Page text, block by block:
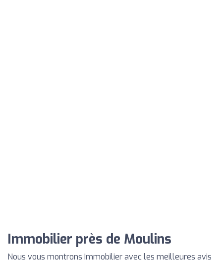
Immobilier près de Moulins
Nous vous montrons Immobilier avec les meilleures avis